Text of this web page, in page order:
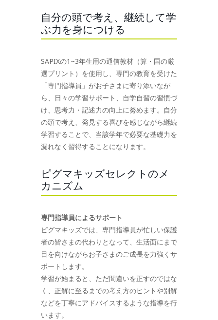
自分の頭で考え、継続して学
ぶ力を身につける
SAPIXの1~3年生用の通信教材（算・国の厳
選プリント）を使用し、専門の教育を受けた
「専門指導員」がお子さまに寄り添いなが
ら、日々の学習サポート、自学自習の習慣づ
け、思考力・記述力の向上に努めます。自分
の頭で考え、発見する喜びを感じながら継続
学習することで、当該学年で必要な基礎力を
漏れなく習得することになります。
ピグマキッズセレクトのメ
カニズム
専門指導員によるサポート
ピグマキッズでは、専門指導員が忙しい保護
者の皆さまの代わりとなって、生活面にまで
目を向けながらお子さまのご成長を力強くサ
ポートします。
学習が始まると、ただ間違いを正すのではな
く、正解に至るまでの考え方のヒントや別解
などを丁寧にアドバイスするような指導を行
います。